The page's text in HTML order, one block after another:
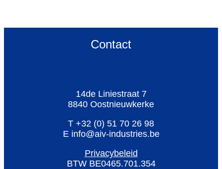
Contact
14de Liniestraat 7
8840 Oostnieuwkerke
T +32 (0) 51 70 26 98
E info@aiv-industries.be
Privacybeleid
BTW BE0465.701.354